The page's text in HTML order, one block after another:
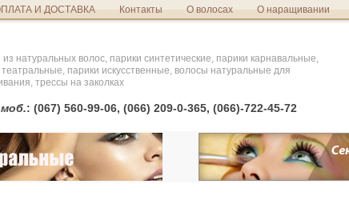
И ДОСТАВКА Контакты О волосах О наращивании
из натуральных волос, парики синтетические, парики карнавальные,
театральные, парики искусственные, волосы натуральные для
трессы на заколках
моб.: (067) 560-99-06, (066) 209-0-365, (066)-722-45-72